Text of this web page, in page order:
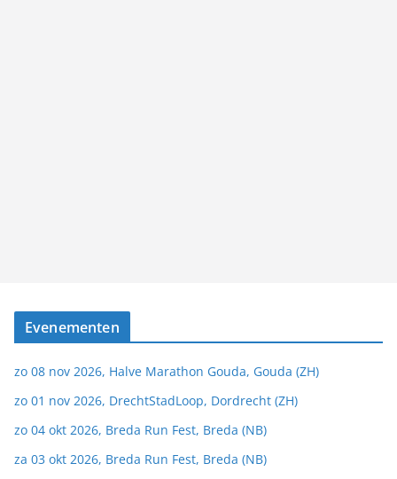
Evenementen
zo 08 nov 2026, Halve Marathon Gouda, Gouda (ZH)
zo 01 nov 2026, DrechtStadLoop, Dordrecht (ZH)
zo 04 okt 2026, Breda Run Fest, Breda (NB)
za 03 okt 2026, Breda Run Fest, Breda (NB)